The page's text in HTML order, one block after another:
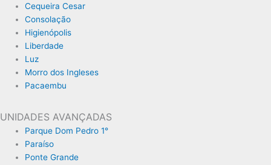
Cequeira Cesar
Consolação
Higienópolis
Liberdade
Luz
Morro dos Ingleses
Pacaembu
UNIDADES AVANÇADAS
Parque Dom Pedro 1°
Paraíso
Ponte Grande